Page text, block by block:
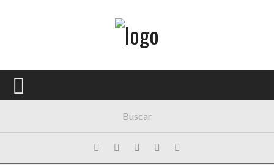
PORTADA
FESTIVALES